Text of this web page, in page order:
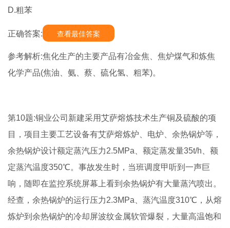
D.粗苯
正确答案: 查看最佳答案
参考解析:焦化生产的主要产品有冶金焦、焦炉煤气和炼焦
化学产品(焦油、氨、蔡、硫化氢、粗苯)。
第10题:铜业公司新建采用艾萨熔炼技术生产铜及硫酸的项
目，项目主要工艺设备有艾萨熔炼炉、电炉、余热锅炉等，
余热锅炉设计额定蒸汽压力2.5MPa、额定蒸发量35t/h、额
定蒸汽温度350℃。事故发生时，当班调度甲听到一声巨
响，随即在监控系统屏幕上看到余热锅炉有大量蒸汽喷出。
经查，余热锅炉的运行压力2.3MPa、蒸汽温度310℃，从熔
炼炉到余热锅炉的冷却屏波纹金属软管爆裂，大量高温饱和